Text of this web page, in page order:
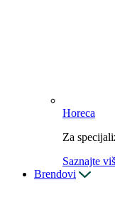
Horeca
Za
Saznajte
Brendovi